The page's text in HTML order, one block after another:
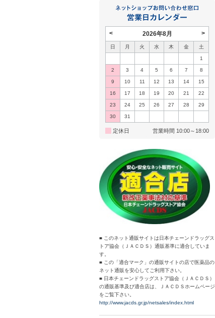
< >
2026年8月
日 月 火 水 木 金 土
1
2 3 4 5 6 7 8
9 10 11 12 13 14 15
16 17 18 19 20 21 22
23 24 25 26 27 28 29
30 31
定休日 営業時間 10:00～18:00
■ このネット通販サイトは日本チェーンドラッグス
トア協会（ＪＡＣＤＳ）通販基準に適合していま
す。
■ この「適合マーク」の通販サイトの店で医薬品の
ネット通販を安心してご利用下さい。
■ 日本チェーンドラッグストア協会（ＪＡＣＤＳ）
の通販基準及び適合店は、ＪＡＣＤＳホームページ
をご覧下さい。
http://www.jacds.gr.jp/netsales/index.html